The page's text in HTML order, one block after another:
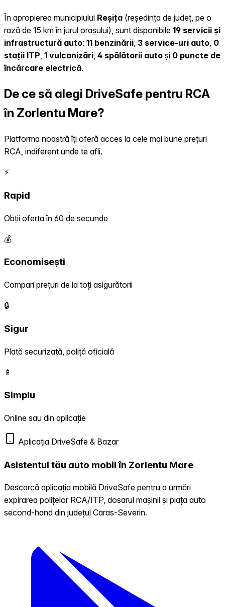
În apropierea municipiului Reșița (reședința de județ, pe o
rază de 15 km în jurul orașului), sunt disponibile 19 servicii și
infrastructură auto: 11 benzinării, 3 service-uri auto, 0
stații ITP, 1 vulcanizări, 4 spălătorii auto și 0 puncte de
încărcare electrică.
De ce să alegi DriveSafe pentru RCA
în Zorlentu Mare?
Platforma noastră îți oferă acces la cele mai bune prețuri
RCA, indiferent unde te afli.
⚡
Rapid
Obții oferta în 60 de secunde
💰
Economisești
Compari prețuri de la toți asigurătorii
🔒
Sigur
Plată securizată, poliță oficială
📱
Simplu
Online sau din aplicație
Aplicația DriveSafe & Bazar
Asistentul tău auto mobil în Zorlentu Mare
Descarcă aplicația mobilă DriveSafe pentru a urmări
expirarea polițelor RCA/ITP, dosarul mașinii și piața auto
second-hand din județul Caras-Severin.